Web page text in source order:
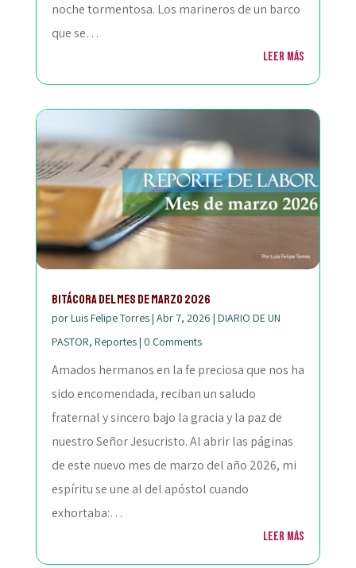
noche tormentosa. Los marineros de un barco
que se…
Leer más
Bitácora del mes de marzo 2026
porLuis Felipe Torres| Abr 7, 2026 | DIARIO DE UN
PASTOR, Reportes| 0 Comments
Amados hermanos en la fe preciosa que nos ha
sido encomendada, reciban un saludo
fraternal y sincero bajo la gracia y la paz de
nuestro Señor Jesucristo. Al abrir las páginas
de este nuevo mes de marzo del año 2026, mi
espíritu se une al del apóstol cuando
exhortaba:…
Leer más